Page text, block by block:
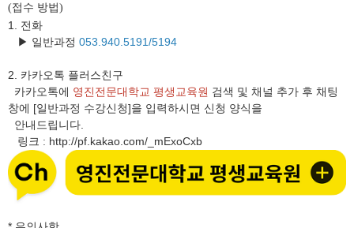
(접수 방법)
1. 전화
▶ 일반과정 053.940.5191/5194
2. 카카오톡 플러스친구
카카오톡에 영진전문대학교 평생교육원 검색 및 채널 추가 후 채팅
창에 [일반과정 수강신청]을 입력하시면 신청 양식을
안내드립니다.
링크 : http://pf.kakao.com/_mExoCxb